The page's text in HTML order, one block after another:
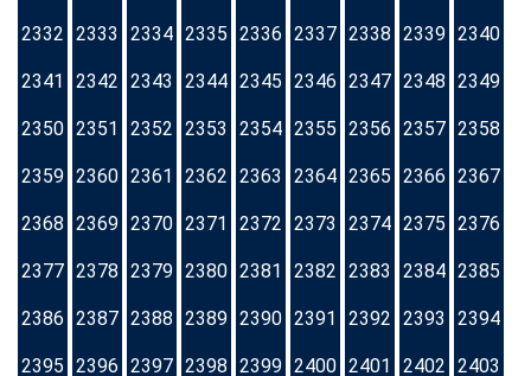
2332 2333 2334 2335 2336 2337 2338 2339 2340
2341 2342 2343 2344 2345 2346 2347 2348 2349
2350 2351 2352 2353 2354 2355 2356 2357 2358
2359 2360 2361 2362 2363 2364 2365 2366 2367
2368 2369 2370 2371 2372 2373 2374 2375 2376
2377 2378 2379 2380 2381 2382 2383 2384 2385
2386 2387 2388 2389 2390 2391 2392 2393 2394
2395 2396 2397 2398 2399 2400 2401 2402 2403